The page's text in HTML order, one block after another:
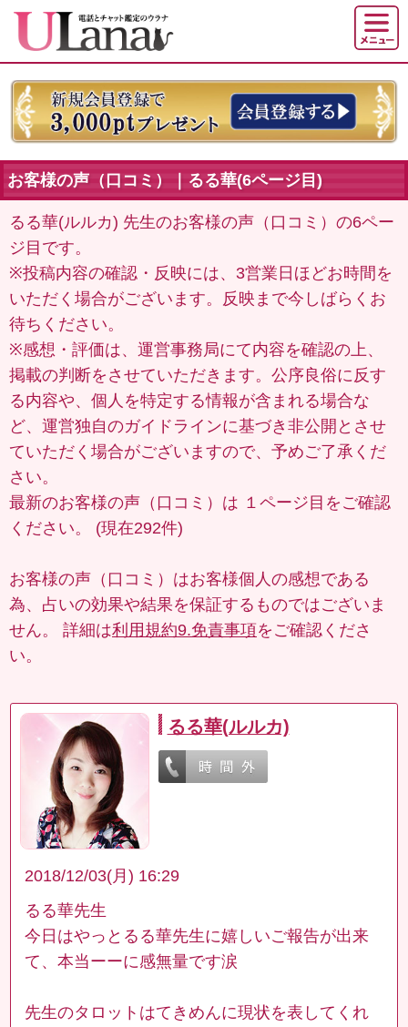
お客様の声（口コミ）｜るる華(6ページ目)
るる華(ルルカ) 先生のお客様の声（口コミ）の6ペー
ジ目です。
※投稿内容の確認・反映には、3営業日ほどお時間を
いただく場合がございます。反映まで今しばらくお
待ちください。
※感想・評価は、運営事務局にて内容を確認の上、
掲載の判断をさせていただきます。公序良俗に反す
る内容や、個人を特定する情報が含まれる場合な
ど、運営独自のガイドラインに基づき非公開とさせ
ていただく場合がございますので、予めご了承くだ
さい。
最新のお客様の声（口コミ）は １ページ目 をご確認
ください。 (現在292件)
お客様の声（口コミ）はお客様個人の感想である
為、占いの効果や結果を保証するものではございま
せん。 詳細は利用規約9.免責事項をご確認くださ
い。
るる華(ルルカ)
2018/12/03(月) 16:29
るる華先生
今日はやっとるる華先生に嬉しいご報告が出来
て、本当ーーに感無量です涙
先生のタロットはてきめんに現状を表してくれ